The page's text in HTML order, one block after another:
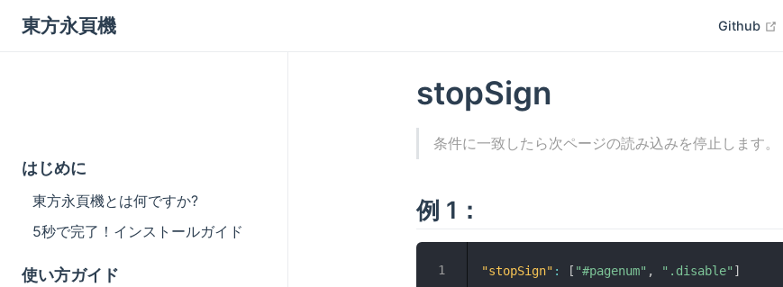
東方永頁機 Github
はじめに
東方永頁機とは何ですか?
5秒で完了！インストールガイド
使い方ガイド
stopSign
条件に一致したら次ページの読み込みを停止します。
例 1：
"stopSign" : [ "#pagenum" , ".disable" ]